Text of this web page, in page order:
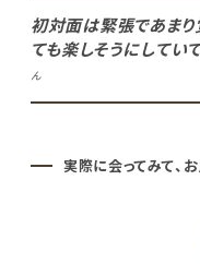
初対面は緊張であまり
ても楽しそうにしてい
ん
実際に会ってみて、